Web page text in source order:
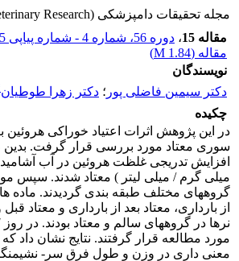
مجله تحقیقات دامپزشکی (Journal of Veterinary Research)
مقاله 15
، دوره 56، شماره 4 - شماره پیاپی 1345
مقاله (1.84 M
)
نویسندگان
دکتر سیمین فاضلی پور ؛ دکتر زهرا طوطیان
چکیده
در این پژوهش اثرات اعتیاد خوراکی
سوری معتاد مورد بررسی قرار گرفت. بدین
میلی گرم / میلی لیتر ) معتاد شدند. سپس
گروههای مختلف طبقه بندی گردیدند. ماده
از بارداری، معتاد بعد از بارداری و معتاد
مورد مطالعه قرار گرفتند. نتایج نشان داد
معنی داری در وزن و طول فرق سر-